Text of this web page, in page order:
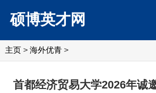
硕博英才网
主页 > 海外优青 >
首都经济贸易大学2026年诚